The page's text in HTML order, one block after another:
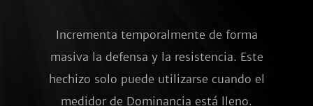
Incrementa temporalmente de forma
masiva la defensa y la resistencia. Este
hechizo solo puede utilizarse cuando el
medidor de Dominancia está lleno.